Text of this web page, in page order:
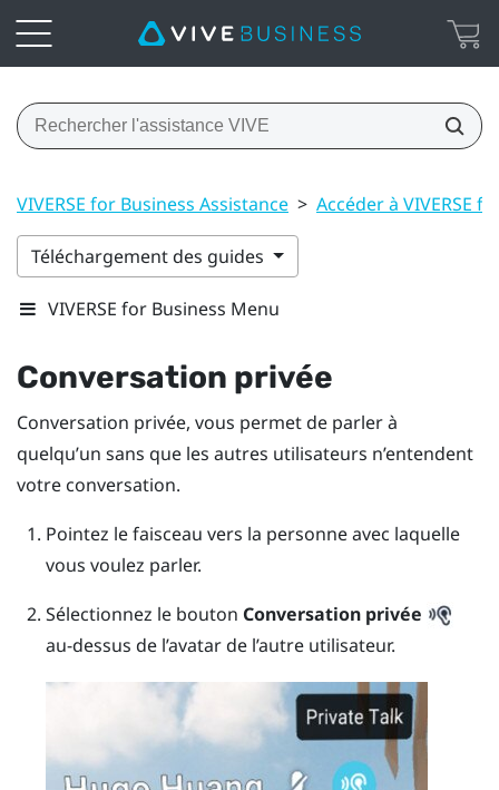
VIVERSE for Business Assistance > Accéder à VIVERSE
Téléchargement des guides
VIVERSE for Business Menu
Conversation privée
Conversation privée, vous permet de parler à
quelqu’un sans que les autres utilisateurs n’entendent
votre conversation.
Pointez le faisceau vers la personne avec laquelle
vous voulez parler.
Sélectionnez le bouton Conversation privée
au-dessus de l’avatar de l’autre utilisateur.